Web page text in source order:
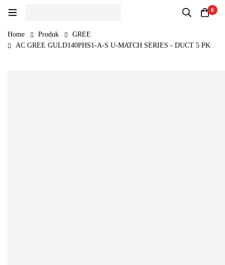
0
Home Produk
GREE
AC GREE GULD140PHS1-A-S U-MATCH SERIES - DUCT 5 PK